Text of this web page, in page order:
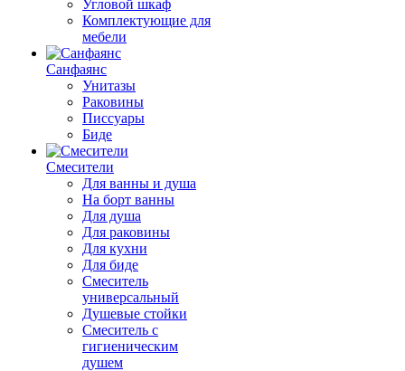
Угловой шкаф
Комплектующие для
мебели
Санфаянс
Унитазы
Раковины
Писсуары
Биде
Смесители
Для ванны и душа
На борт ванны
Для душа
Для раковины
Для кухни
Для биде
Смеситель
универсальный
Душевые стойки
Смеситель с
гигиеническим
душем